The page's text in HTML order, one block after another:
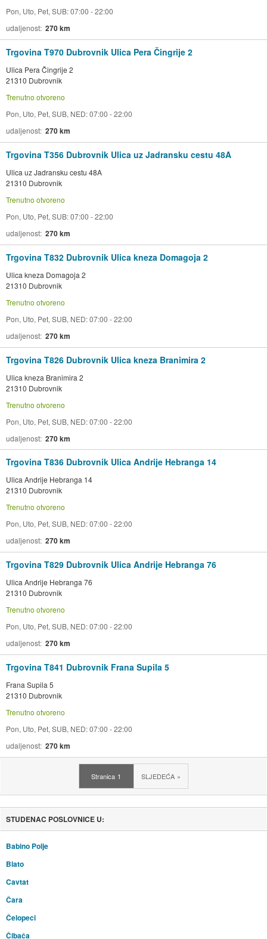
Pon, Uto, Pet, SUB: 07:00 - 22:00
udaljenost 270 km
Trgovina T970 Dubrovnik Ulica Pera Čingrije 2
Ulica Pera Čingrije 2
21310 Dubrovnik
Trenutno otvoreno
Pon, Uto, Pet, SUB, NED: 07:00 - 22:00
udaljenost 270 km
Trgovina T356 Dubrovnik Ulica uz Jadransku cestu 48A
Ulica uz Jadransku cestu 48A
21310 Dubrovnik
Trenutno otvoreno
Pon, Uto, Pet, SUB: 07:00 - 22:00
udaljenost 270 km
Trgovina T832 Dubrovnik Ulica kneza Domagoja 2
Ulica kneza Domagoja 2
21310 Dubrovnik
Trenutno otvoreno
Pon, Uto, Pet, SUB, NED: 07:00 - 22:00
udaljenost 270 km
Trgovina T826 Dubrovnik Ulica kneza Branimira 2
Ulica kneza Branimira 2
21310 Dubrovnik
Trenutno otvoreno
Pon, Uto, Pet, SUB, NED: 07:00 - 22:00
udaljenost 270 km
Trgovina T836 Dubrovnik Ulica Andrije Hebranga 14
Ulica Andrije Hebranga 14
21310 Dubrovnik
Trenutno otvoreno
Pon, Uto, Pet, SUB, NED: 07:00 - 22:00
udaljenost 270 km
Trgovina T829 Dubrovnik Ulica Andrije Hebranga 76
Ulica Andrije Hebranga 76
21310 Dubrovnik
Trenutno otvoreno
Pon, Uto, Pet, SUB, NED: 07:00 - 22:00
udaljenost 270 km
Trgovina T841 Dubrovnik Frana Supila 5
Frana Supila 5
21310 Dubrovnik
Trenutno otvoreno
Pon, Uto, Pet, SUB, NED: 07:00 - 22:00
udaljenost 270 km
Stranica 1 SLJEDEĆA
STUDENAC POSLOVNICE U:
Babino Polje
Blato
Cavtat
Čara
Čelopeci
Čibača